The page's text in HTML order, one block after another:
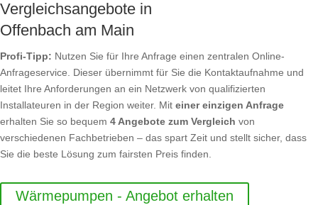
Vergleichsangebote in
Offenbach am Main
Profi-Tipp: Nutzen Sie für Ihre Anfrage einen zentralen Online-
Anfrageservice. Dieser übernimmt für Sie die Kontaktaufnahme und
leitet Ihre Anforderungen an ein Netzwerk von qualifizierten
Installateuren in der Region weiter. Mit einer einzigen Anfrage
erhalten Sie so bequem 4 Angebote zum Vergleich von
verschiedenen Fachbetrieben – das spart Zeit und stellt sicher, dass
Sie die beste Lösung zum fairsten Preis finden.
Wärmepumpen - Angebot erhalten